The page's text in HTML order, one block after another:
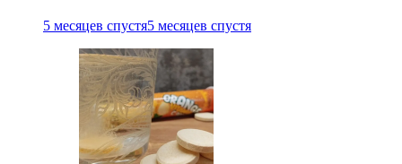
5 месяцев спустя5 месяцев спустя